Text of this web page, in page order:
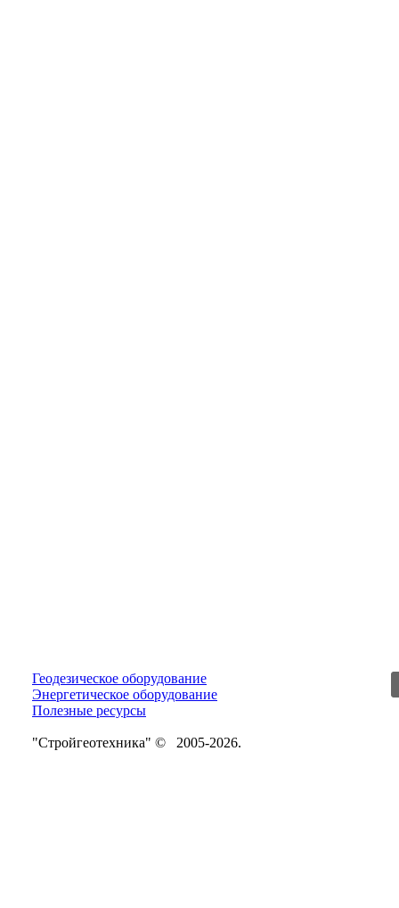
Геодезическое оборудование
Энергетическое оборудование
Полезные ресурсы
"Стройгеотехника" © 2005-2026.